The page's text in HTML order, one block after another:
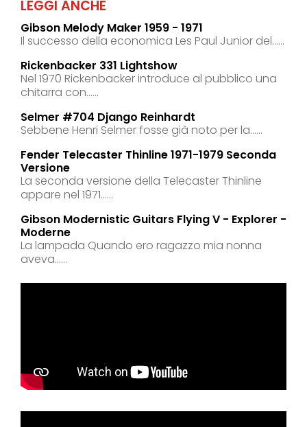
LEGGI ANCHE
Gibson Melody Maker 1959 - 1971
Il successo della economica Les Paul Junior del......
Rickenbacker 331 Lightshow
Nel 1970 Rickenbacker introduce al pubblico una
chitarra con......
Selmer #704 Django Reinhardt
Sebbene Henri Selmer fosse già noto per la......
Fender Telecaster Thinline 1971-1979 Seconda
Versione
La seconda versione della Telecaster Thinline
appare nel 1971......
Gibson Modernistic Guitars Flying V - Explorer -
Moderne
La lampada Quando ero ragazzo mia nonna
aveva......